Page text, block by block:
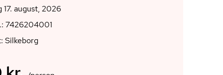
17. august, 2026
7426204001
Silkeborg